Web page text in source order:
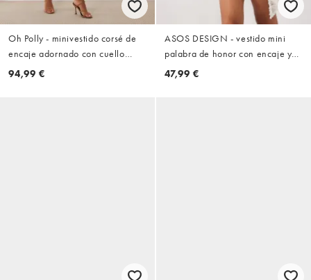
Oh Polly - minivestido corsé de
encaje adornado con cuello
halter en blanco
94,99 €
ASOS DESIGN - vestido mini
palabra de honor con encaje y
lentejuelas y detalle de pañuelo
47,99 €